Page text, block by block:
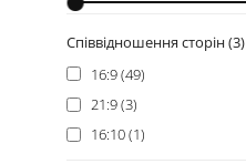
QUBE (+4)
Neovo (+3)
2E (+2)
Eizo (+2)
Співвідношення сторін (3)
16:9 (49)
21:9 (3)
16:10 (1)